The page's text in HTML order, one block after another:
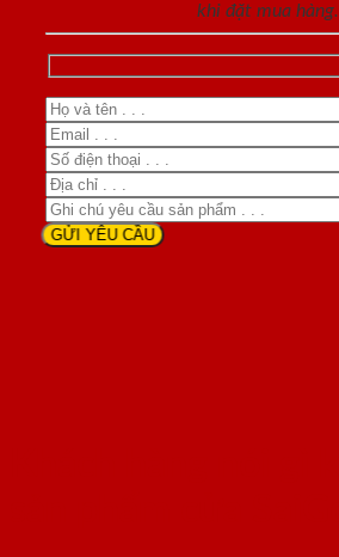
khi đặt mua hàng.